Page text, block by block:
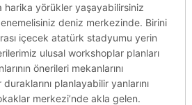
harika yörükler yaşayabilirsiniz
deniz merkezinde. Birini
içecek atatürk stadyumu yerin
ulusal workshoplar planları
önerileri mekanlarını
planlayabilir yanlarını
merkezi’nde akla gelen.